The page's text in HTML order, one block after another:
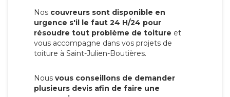
Nos couvreurs sont disponible en
urgence s'il le faut 24 H/24 pour
résoudre tout problème de toiture et
vous accompagne dans vos projets de
toiture à Saint-Julien-Boutières.
Nous vous conseillons de demander
plusieurs devis afin de faire une